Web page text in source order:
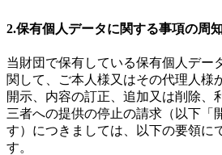
2.保有個人データに関する事項の周
当財団で保有している保有個人デー
関して、ご本人様又はその代理人様
開示、内容の訂正、追加又は削除、
三者への提供の停止の請求（以下「
す）につきましては、以下の要領に
す。